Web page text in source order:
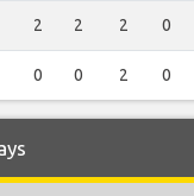
2 2 2 0
0 0 2 0